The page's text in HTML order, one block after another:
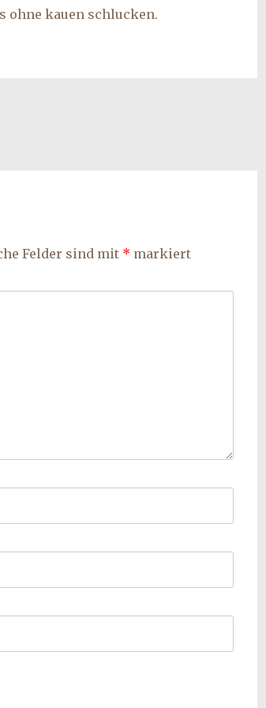
ohne kauen schlucken.
Felder sind mit * markiert